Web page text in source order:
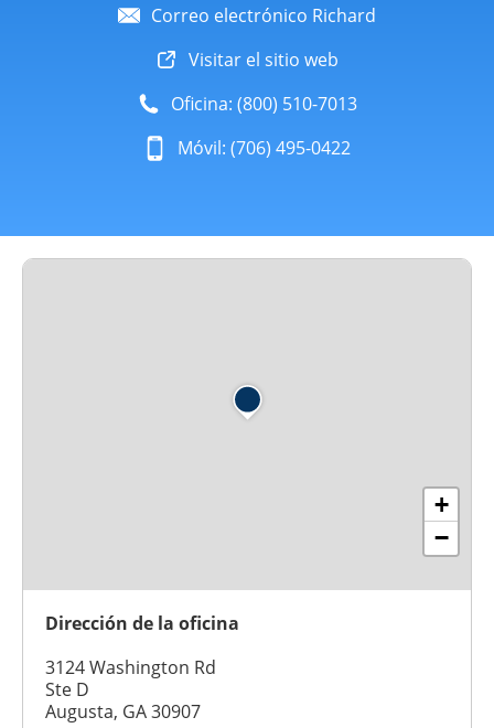
Correo electrónico Richard
Visitar el sitio web
Oficina: (800) 510-7013
Móvil: (706) 495-0422
+
−
Dirección de la oficina
3124 Washington Rd
Ste D
Augusta, GA 30907